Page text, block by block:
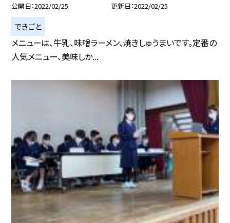
公開日 2022/02/25 更新日 2022/02/25
できごと
メニューは、牛乳、味噌ラーメン、焼きしゅうまいです。定番の
人気メニュー、美味しか...